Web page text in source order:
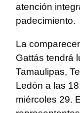
atención
padecimiento.
La
Gattás tendrá
Tamaulipas,
Ledón a las
miércoles 29.